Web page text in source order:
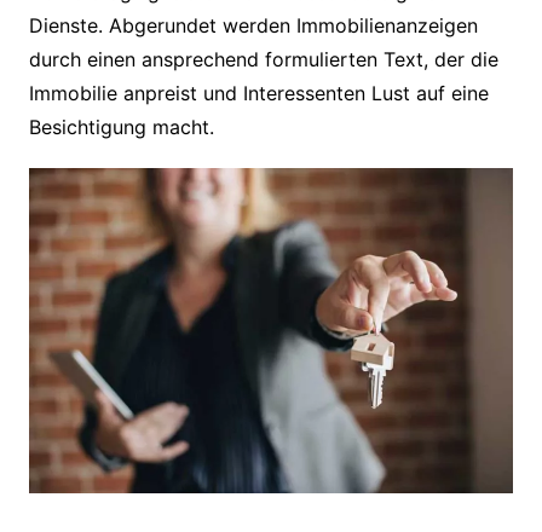
Dienste. Abgerundet werden Immobilienanzeigen
durch einen ansprechend formulierten Text, der die
Immobilie anpreist und Interessenten Lust auf eine
Besichtigung macht.